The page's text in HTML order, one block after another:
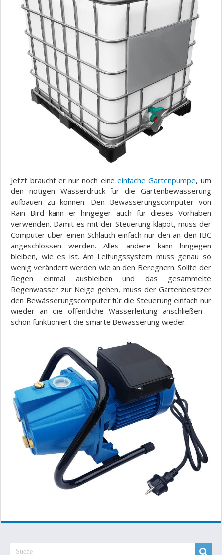
Jetzt braucht er nur noch eineeinfache Gartenpumpe, um
den nötigen Wasserdruck für die Gartenbewässerung
aufbauen zu können. Den Bewässerungscomputer von
Rain Bird kann er hingegen auch für dieses Vorhaben
verwenden. Damit es mit der Steuerung klappt, muss der
Computer über einen Schlauch einfach nur den an den IBC
angeschlossen werden. Alles andere kann hingegen
bleiben, wie es ist. Am Leitungssystem muss genau so
wenig verändert werden wie an den Beregnern. Sollte der
Regen einmal ausbleiben und das gesammelte
Regenwasser zur Neige gehen, muss der Gartenbesitzer
den Bewässerungscomputer für die Steuerung einfach nur
wieder an die öffentliche Wasserleitung anschließen –
schon funktioniert die smarte Bewässerung wieder.